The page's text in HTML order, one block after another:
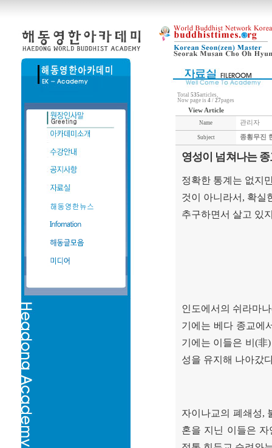
Total 535articles,
Now page is 4 / 27pages
View Article
Name 관리자
Subject 종횡무진
영성이 넘쳐나는
정확한 통계는 없지
것이 아니라서 , 확실
추구하면서 살고 있
인도에서의 쉬라마나
기에는 베다 종교에
기에는 이들은 비 (非
성을 유지해 나아갔
자이나교의 폐쇄성,
혼을 지닌 이들은